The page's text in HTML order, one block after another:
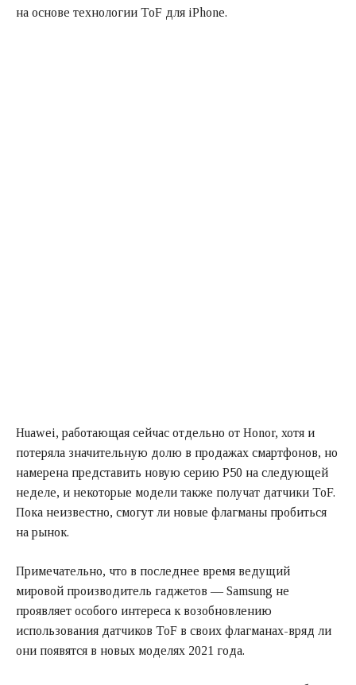
на основе технологии ToF для iPhone.
Huawei, работающая сейчас отдельно от Honor, хотя и
потеряла значительную долю в продажах смартфонов, но
намерена представить новую серию P50 на следующей
неделе, и некоторые модели также получат датчики ToF.
Пока неизвестно, смогут ли новые флагманы пробиться
на рынок.
Примечательно, что в последнее время ведущий
мировой производитель гаджетов — Samsung не
проявляет особого интереса к возобновлению
использования датчиков ToF в своих флагманах-вряд ли
они появятся в новых моделях 2021 года.